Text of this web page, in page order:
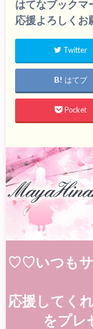
はてなブック
応援よろしくお
Twitter
はてブ
Pocket
♡♡いつもサ
応援してく
をプレ